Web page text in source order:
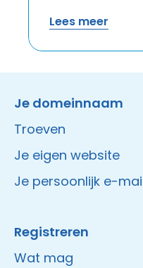
Lees meer
Je domeinnaam
Troeven
Je eigen website
Je persoonlijk e-
Registreren
Wat mag